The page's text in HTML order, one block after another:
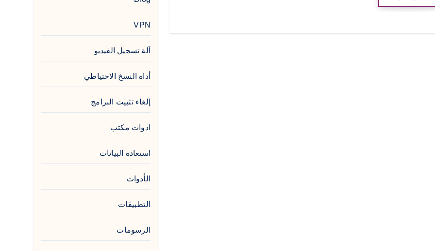
VPN
آلة تسجيل الفيديو
أداة النسخ الاحتياطي
إلغاء تثبيت البرامج
ادوات مكتب
استعادة البيانات
الأدوات
التطبيقات
الرسومات